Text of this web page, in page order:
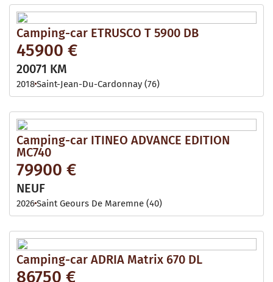
Camping-car ETRUSCO T 5900 DB
45900 €
20071 KM
2018Saint-Jean-Du-Cardonnay (76)
Camping-car ITINEO ADVANCE EDITION
MC740
79900 €
NEUF
2026Saint Geours De Maremne (40)
Camping-car ADRIA Matrix 670 DL
86750 €